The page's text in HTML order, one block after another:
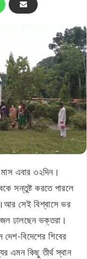
এবার ৩২দিন।
সন্তুষ্ট করতে পারলে
সেই বিশ্বাসে ভর
জল ঢালছেন ভক্তরা।
দেশ-বিদেশের শিবের
এমন কিছু তীর্থ স্থান